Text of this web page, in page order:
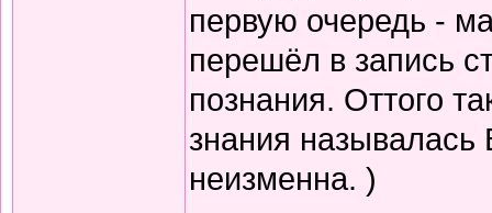
первую очередь -
перешёл в запись
познания. Оттого
знания
неизменна. )